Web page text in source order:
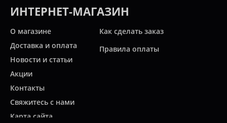
ИНТЕРНЕТ-МАГАЗИН
О магазине
Доставка и оплата
Новости и статьи
Акции
Контакты
Свяжитесь с нами
Карта сайта
Как сделать заказ
Правила оплаты